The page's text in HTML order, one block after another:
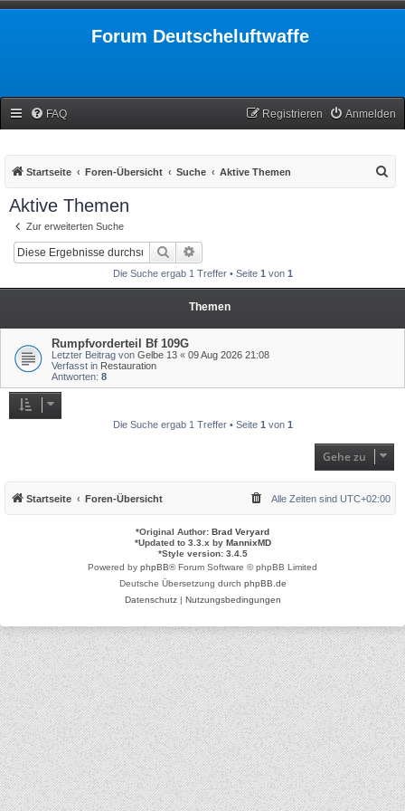
Forum Deutscheluftwaffe
FAQ Anmelden
Registrieren
Startseite Foren-Übersicht Suche Aktive Themen
Aktive Themen
Zur erweiterten Suche
Suche
Die Suche ergab 1 Treffer • Seite 1 von 1
Themen
Rumpfvorderteil Bf 109G
Letzter Beitrag von Gelbe 13 « 09 Aug 2026 21:08
Verfasst in Restauration
Antworten: 8
Die Suche ergab 1 Treffer • Seite 1 von 1
Gehe zu
Startseite Foren-Übersicht Alle Zeiten sind UTC+02:00
*Original Author: Brad Veryard
*Updated to 3.3.x by MannixMD
*Style version: 3.4.5
Powered by phpBB® Forum Software © phpBB Limited
Deutsche Übersetzung durch phpBB.de
Datenschutz| Nutzungsbedingungen